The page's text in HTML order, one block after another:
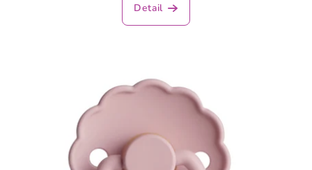
Detail